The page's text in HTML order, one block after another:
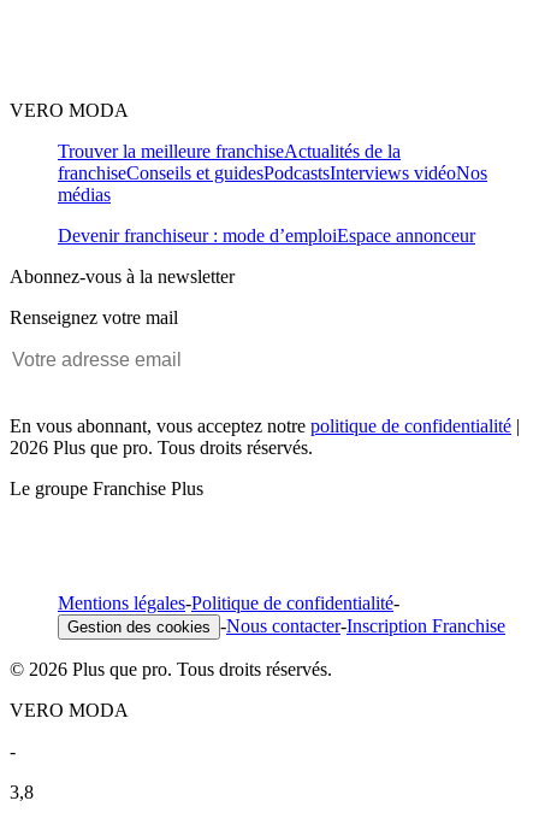
VERO MODA
Trouver la meilleure franchiseActualités de la
franchiseConseils et guidesPodcastsInterviews vidéoNos
médias
Devenir franchiseur : mode d’emploiEspace annonceur
Abonnez-vous à la newsletter
Renseignez votre mail
En vous abonnant, vous acceptez notre politique de confidentialité |
2026 Plus que pro. Tous droits réservés.
Le groupe Franchise Plus
Mentions légales-Politique de confidentialité-
Gestion des cookies -Nous contacter-Inscription Franchise
© 2026 Plus que pro. Tous droits réservés.
VERO MODA
-
3,8